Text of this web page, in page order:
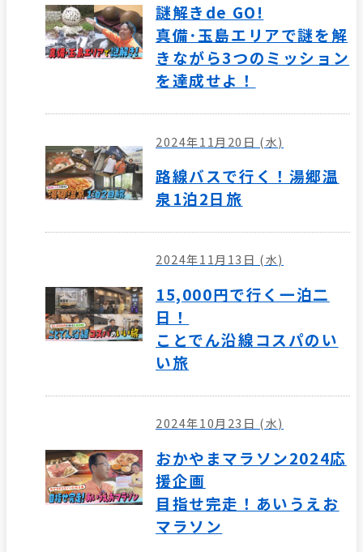
謎解きde GO!
真備･玉島エリアで謎を解
きながら3つのミッション
を達成せよ！
2024年11月20日 (水)
路線バスで行く！湯郷温
泉1泊2日旅
2024年11月13日 (水)
15,000円で行く一泊二
日！
ことでん沿線コスパのい
い旅
2024年10月23日 (水)
おかやまマラソン2024応
援企画
目指せ完走！あいうえお
マラソン